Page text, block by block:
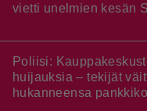
vietti unelmien kesän
Poliisi:
huijauksia – tekijät
hukanneensa